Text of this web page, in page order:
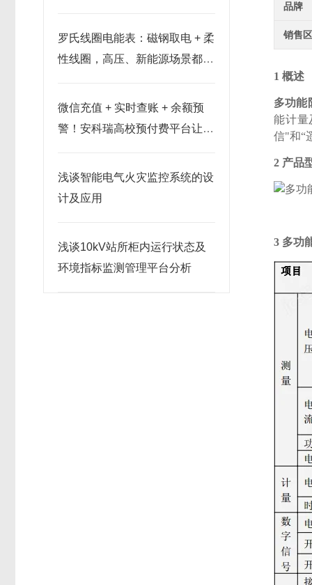
罗氏线圈电能表：磁钢取电 + 柔
性线圈，高压、新能源场景都适
微信充值 + 实时查账 + 余额预
警！安科瑞高校预付费平台让宿
浅谈智能电气火灾监控系统的设
计及应用
浅谈10kV站所柜内运行状态及
环境指标监测管理平台分析
品牌
销售
1 概述
多功能
能计量
信"和“
2 产品
3 多功